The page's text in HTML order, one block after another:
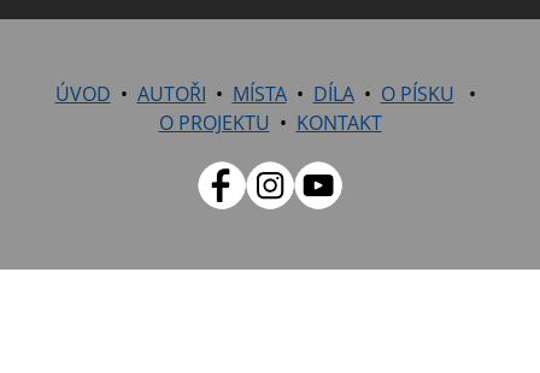
ÚVOD AUTOŘI MÍSTA DÍLA
O PÍSKU
O PROJEKTU
KONTAKT